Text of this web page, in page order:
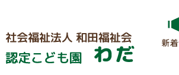
新